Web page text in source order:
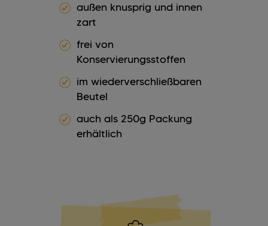
außen knusprig und innen
zart
frei von
Konservierungsstoffen
im wiederverschließbaren
Beutel
auch als 250g Packung
erhältlich